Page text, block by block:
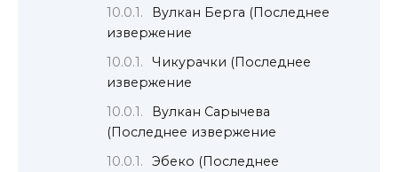
Вулкан Берга (Последнее
извержение
Чикурачки (Последнее
извержение
Вулкан Сарычева
(Последнее извержение
Эбеко (Последнее